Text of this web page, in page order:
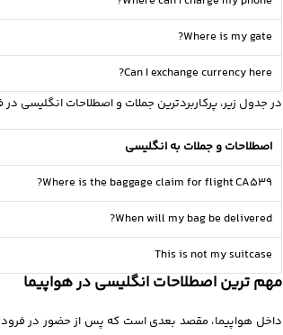
Where is my gate?
Can I exchange currency here?
در جدول زیر، پرکاربردترین جملات و اصطلاحات انگلیسی
اصطلاحات و جملات به انگلیسی
Where is the baggage claim for flight CA539?
When will my bag be delivered?
This is not my suitcase
مهم ترین اصطلاحات انگلیسی در هواپیما
داخل هواپیما، مقصد بعدی است که پس از حضور در